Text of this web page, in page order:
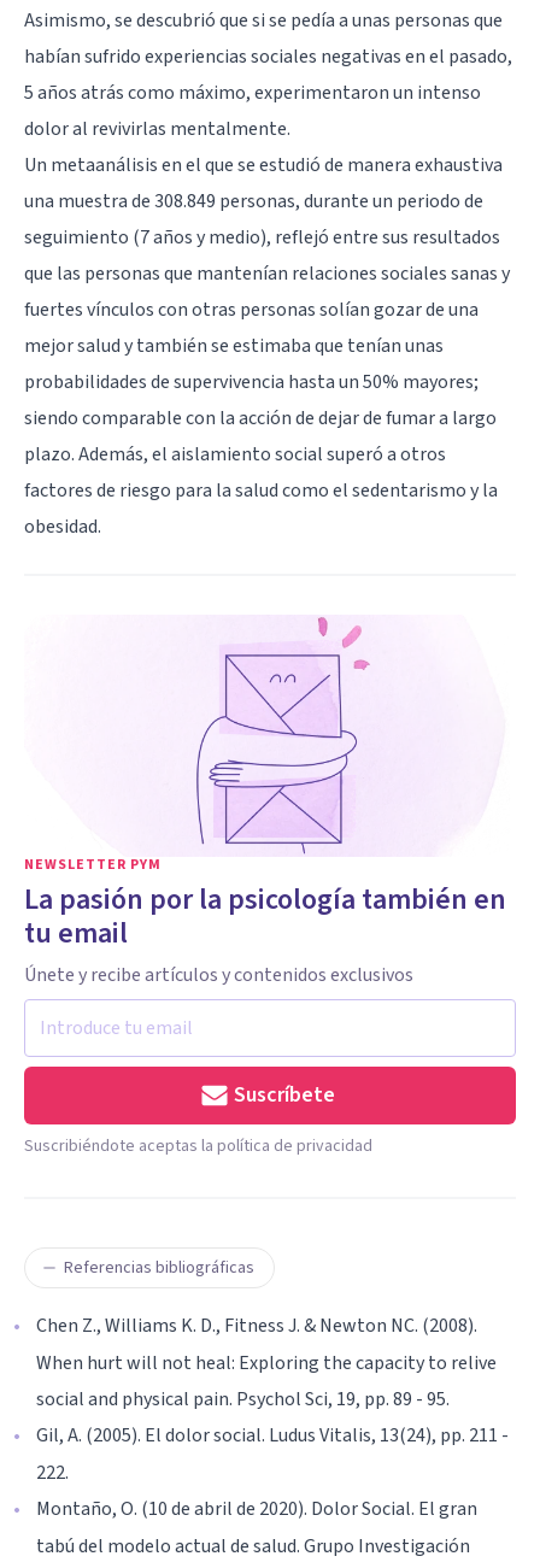
Asimismo, se descubrió que si se pedía a unas personas que
habían sufrido experiencias sociales negativas en el pasado,
5 años atrás como máximo, experimentaron un intenso
dolor al revivirlas mentalmente.
Un metaanálisis en el que se estudió de manera exhaustiva
una muestra de 308.849 personas, durante un periodo de
seguimiento (7 años y medio), reflejó entre sus resultados
que las personas que mantenían relaciones sociales sanas y
fuertes vínculos con otras personas solían gozar de una
mejor salud y también se estimaba que tenían unas
probabilidades de supervivencia hasta un 50% mayores;
siendo comparable con la acción de dejar de fumar a largo
plazo. Además, el aislamiento social superó a otros
factores de riesgo para la salud como el sedentarismo y la
obesidad.
NEWSLETTER PYM
La pasión por la psicología también en
tu email
Únete y recibe artículos y contenidos exclusivos
Suscríbete
Suscribiéndote aceptas la política de privacidad
Referencias bibliográficas
Chen Z., Williams K. D., Fitness J. & Newton NC. (2008).
When hurt will not heal: Exploring the capacity to relive
social and physical pain. Psychol Sci, 19, pp. 89 - 95.
Gil, A. (2005). El dolor social. Ludus Vitalis, 13(24), pp. 211 -
222.
Montaño, O. (10 de abril de 2020). Dolor Social. El gran
tabú del modelo actual de salud. Grupo Investigación